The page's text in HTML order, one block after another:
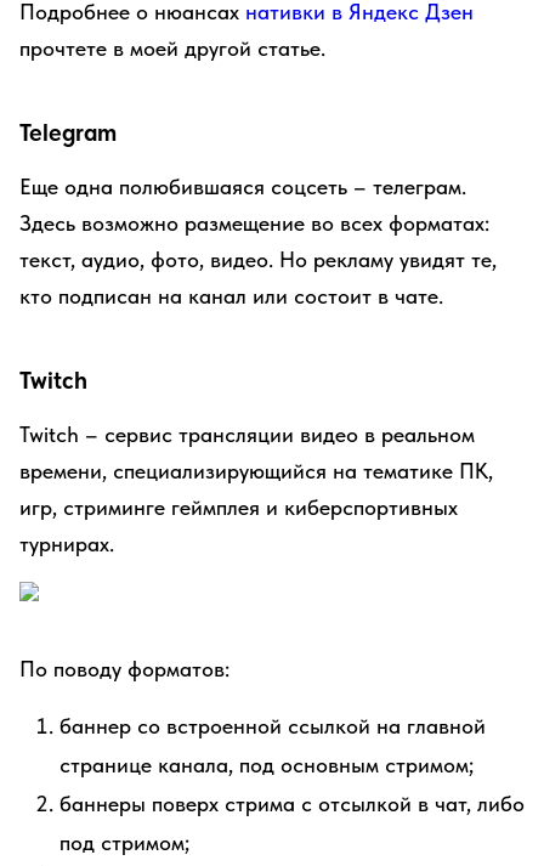
Подробнее о нюансах нативки в Яндекс Дзен
прочтете в моей другой статье.
Telegram
Еще одна полюбившаяся соцсеть – телеграм.
Здесь возможно размещение во всех форматах:
текст, аудио, фото, видео. Но рекламу увидят те,
кто подписан на канал или состоит в чате.
Twitch
Twitch – сервис трансляции видео в реальном
времени, специализирующийся на тематике ПК,
игр, стриминге геймплея и киберспортивных
турнирах.
По поводу форматов:
баннер со встроенной ссылкой на главной
странице канала, под основным стримом;
баннеры поверх стрима с отсылкой в чат, либо
под стримом;